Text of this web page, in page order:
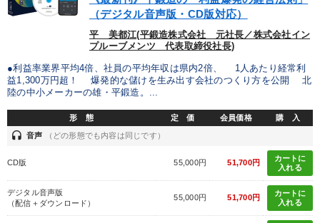
（デジタル音声版・CD版対応）
平 美都江(平鍛造株式会社 元社長／株式会社イン
プルーブメンツ 代表取締役社長)
●利益率業界平均4倍、社員の平均年収は県内2倍、 1人あたり経常利
益1,300万円超！ 爆発的な儲けを生み出す会社のつくり方を公開 北
陸の中小メーカーの雄・平鍛造。...
形 態 定 価 会員価格 購 入
headset 音声 （どの形態でも内容は同じです）
CD版 55,000円 51,700円
カートに
入れる
デジタル音声版
（配信＋ダウンロード）
55,000円 51,700円
カートに
入れる